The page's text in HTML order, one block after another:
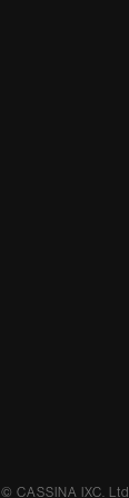
© CASSINA IXC. Ltd.